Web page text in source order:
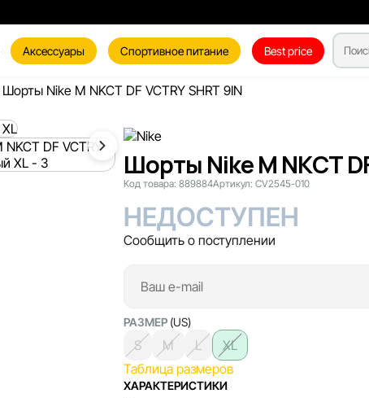
Аксессуары Спортивное питание Best price
Шорты Nike M NKCT DF VCTRY SHRT 9IN
Шорты Nike M NKCT
Код товара: 889884Артикул: CV2545-010
НЕДОСТУПЕН
Сообщить о поступлении
РАЗМЕР (US)
S M L
XL
Таблица размеров
ХАРАКТЕРИСТИКИ